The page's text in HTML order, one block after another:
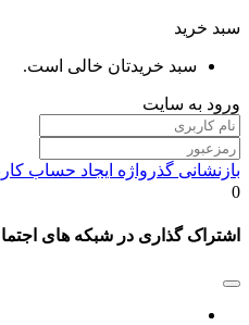
سبد خرید
سبد خریدتان خالی است.
ورود به سایت
بازنشانی گذرواژه ایجاد حساب
0
اشتراک گذاری در شبکه های